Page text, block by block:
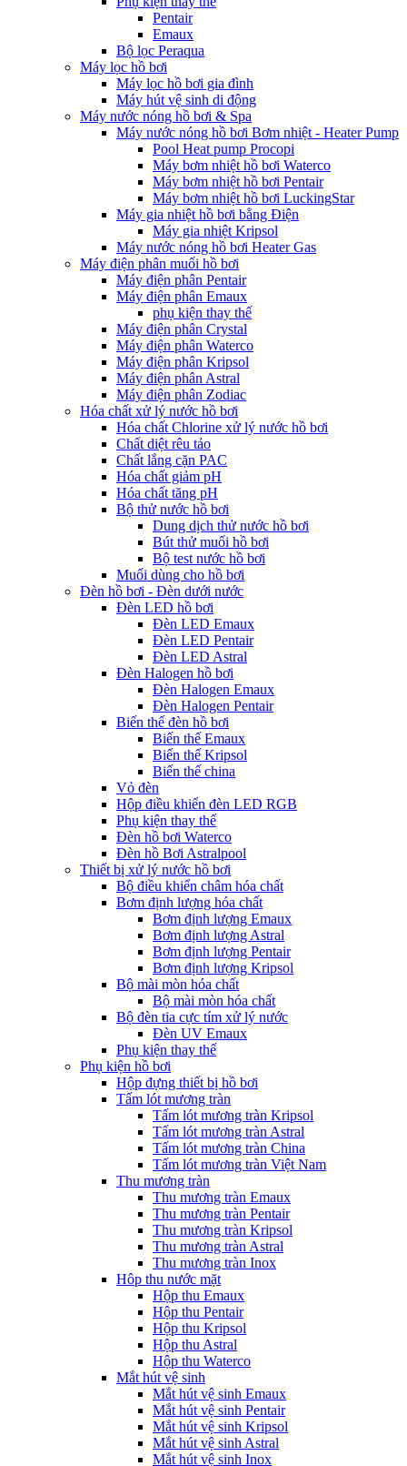
Pentair
Emaux
Bộ lọc Peraqua
Máy lọc hồ bơi
Máy lọc hồ bơi gia đình
Máy hút vệ sinh di động
Máy nước nóng hồ bơi & Spa
Máy nước nóng hồ bơi Bơm nhiệt - Heater Pump
Pool Heat pump Procopi
Máy bơm nhiệt hồ bơi Waterco
Máy bơm nhiệt hồ bơi Pentair
Máy bơm nhiệt hồ bơi LuckingStar
Máy gia nhiệt hồ bơi bằng Điện
Máy gia nhiệt Kripsol
Máy nước nóng hồ bơi Heater Gas
Máy điện phân muối hồ bơi
Máy điện phân Pentair
Máy điện phân Emaux
phụ kiện thay thế
Máy điện phân Crystal
Máy điện phân Waterco
Máy điện phân Kripsol
Máy điện phân Astral
Máy điện phân Zodiac
Hóa chất xử lý nước hồ bơi
Hóa chất Chlorine xử lý nước hồ bơi
Chất diệt rêu tảo
Chất lắng cặn PAC
Hóa chất giảm pH
Hóa chất tăng pH
Bộ thử nước hồ bơi
Dung dịch thử nước hồ bơi
Bút thử muối hồ bơi
Bộ test nước hồ bơi
Muối dùng cho hồ bơi
Đèn hồ bơi - Đèn dưới nước
Đèn LED hồ bơi
Đèn LED Emaux
Đèn LED Pentair
Đèn LED Astral
Đèn Halogen hồ bơi
Đèn Halogen Emaux
Đèn Halogen Pentair
Biến thế đèn hồ bơi
Biến thế Emaux
Biến thế Kripsol
Biến thế china
Vỏ đèn
Hộp điều khiển đèn LED RGB
Phụ kiện thay thế
Đèn hồ bơi Waterco
Đèn hồ Bơi Astralpool
Thiết bị xử lý nước hồ bơi
Bộ điều khiển châm hóa chất
Bơm định lượng hóa chất
Bơm định lượng Emaux
Bơm định lượng Astral
Bơm định lượng Pentair
Bơm định lượng Kripsol
Bộ mài mòn hóa chất
Bộ mài mòn hóa chất
Bộ đèn tia cực tím xử lý nước
Đèn UV Emaux
Phụ kiện thay thế
Phụ kiện hồ bơi
Hộp đựng thiết bị hồ bơi
Tấm lót mương tràn
Tấm lót mương tràn Kripsol
Tấm lót mương tràn Astral
Tấm lót mương tràn China
Tấm lót mương tràn Việt Nam
Thu mương tràn
Thu mương tràn Emaux
Thu mương tràn Pentair
Thu mương tràn Kripsol
Thu mương tràn Astral
Thu mương tràn Inox
Hôp thu nước mặt
Hộp thu Emaux
Hộp thu Pentair
Hộp thu Kripsol
Hộp thu Astral
Hộp thu Waterco
Mắt hút vệ sinh
Mắt hút vệ sinh Emaux
Mắt hút vệ sinh Pentair
Mắt hút vệ sinh Kripsol
Mắt hút vệ sinh Astral
Mắt hút vệ sinh Inox